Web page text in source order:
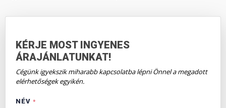
KÉRJE MOST INGYENES
ÁRAJÁNLATUNKAT!
Cégünk igyekszik miharabb kapcsolatba lépni Önnel a megadott
elérhetőségek egyikén.
NÉV *